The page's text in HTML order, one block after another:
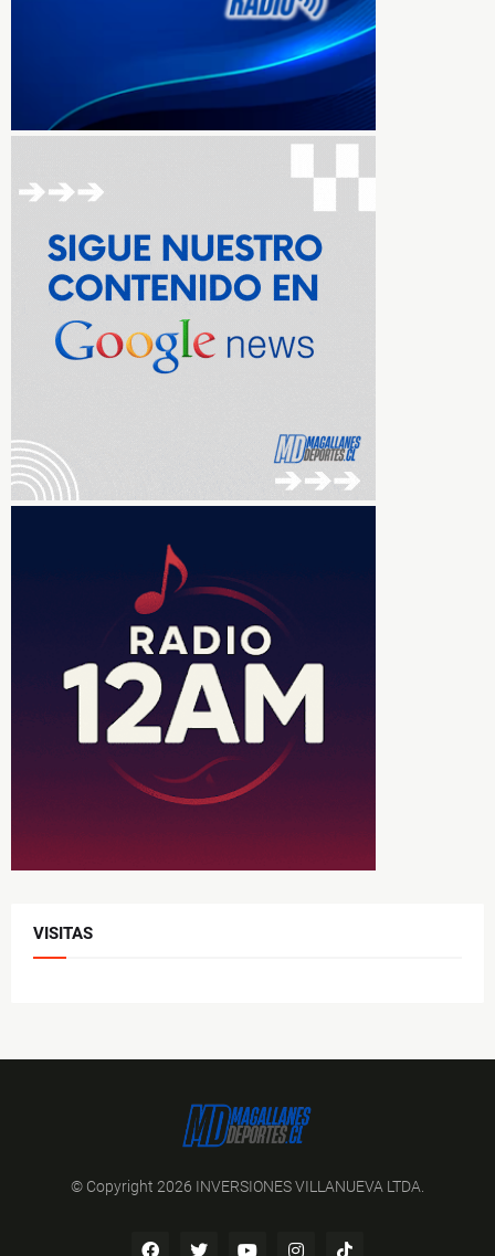
VISITAS
© Copyright 2026 INVERSIONES VILLANUEVA LTDA.